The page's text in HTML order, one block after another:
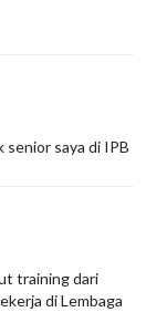
senior saya di IPB
training dari
di Lembaga